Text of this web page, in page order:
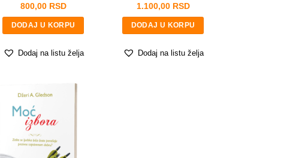
800,00 RSD
DODAJ U KORPU
Dodaj na listu želja
1.100,00 RSD
DODAJ U KORPU
Dodaj na listu želja